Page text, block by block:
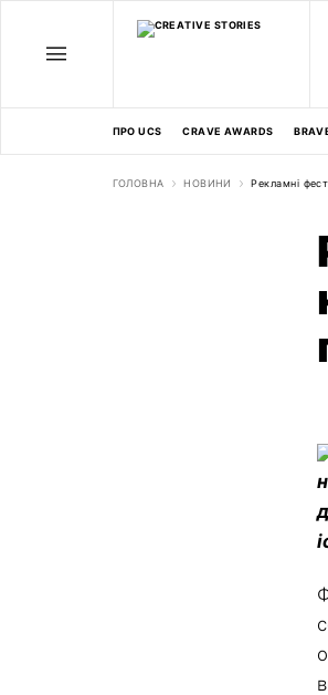
ПРО UCS CRAVE AWARDS
ГОЛОВНА НОВИНИ Рекламні